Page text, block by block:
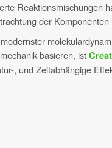
Reaktionsmischungen
der
basieren, ist
, und Zeitabhängige